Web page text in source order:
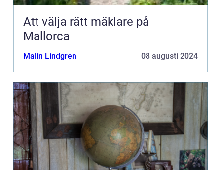
Att välja rätt mäklare på
Mallorca
Malin Lindgren 08 augusti 2024